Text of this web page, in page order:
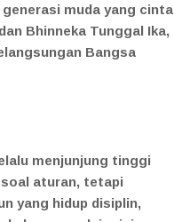
muda yang cinta
Bhinneka Tunggal Ika,
Bangsa
menjunjung tinggi
soal aturan, tetapi
yang hidup disiplin,